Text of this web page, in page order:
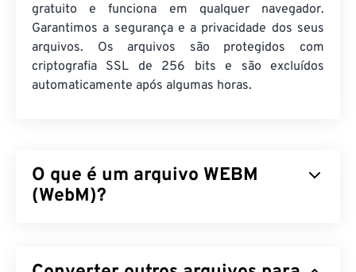
gratuito e funciona em qualquer navegador.
Garantimos a segurança e a privacidade dos seus
arquivos. Os arquivos são protegidos com
criptografia SSL de 256 bits e são excluídos
automaticamente após algumas horas.
O que é um arquivo WEBM
(WebM)?